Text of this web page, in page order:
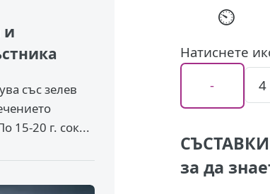
⏲
Натиснете
за да
и
със зелев
15-20 г. сок...